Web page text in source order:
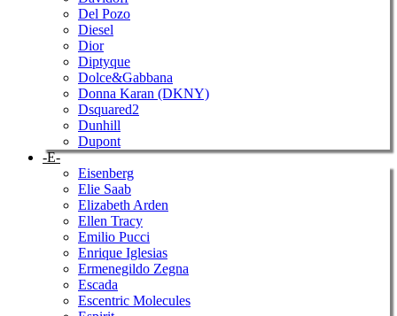
Del Pozo
Diesel
Dior
Diptyque
Dolce&Gabbana
Donna Karan (DKNY)
Dsquared2
Dunhill
Dupont
-E-
Eisenberg
Elie Saab
Elizabeth Arden
Ellen Tracy
Emilio Pucci
Enrique Iglesias
Ermenegildo Zegna
Escada
Escentric Molecules